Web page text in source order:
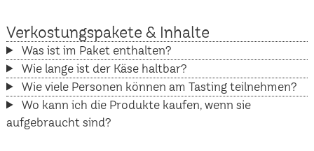
Verkostungspakete & Inhalte
Was ist im Paket enthalten?
Wie lange ist der Käse haltbar?
Wie viele Personen können am Tasting teilnehmen?
Wo kann ich die Produkte kaufen, wenn sie
aufgebraucht sind?